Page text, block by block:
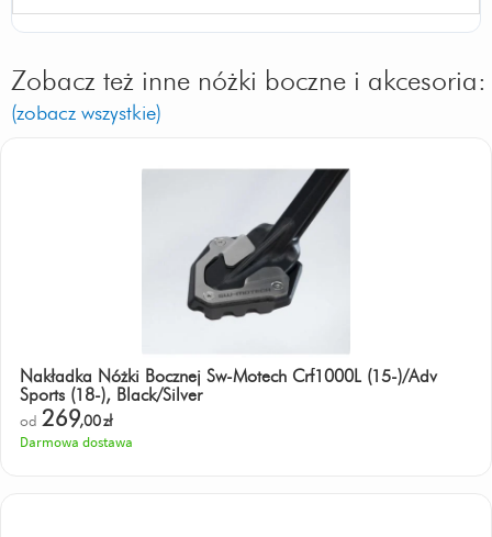
Zobacz też inne nóżki boczne i akcesoria:
(zobacz wszystkie)
Nakładka Nóżki Bocznej Sw-Motech Crf1000L (15-)/Adv
Sports (18-), Black/Silver
od 269,00zł
Darmowa dostawa